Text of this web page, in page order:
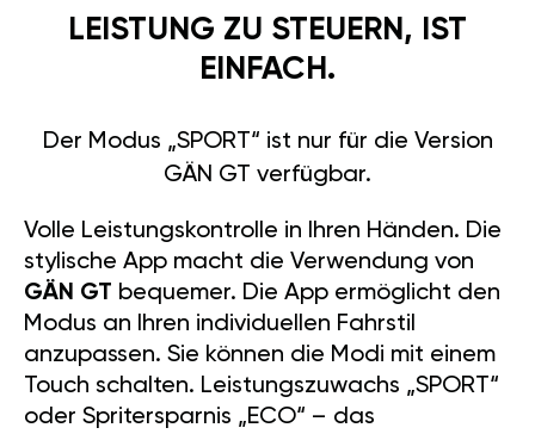
LEISTUNG ZU STEUERN, IST
EINFACH.
Der Modus „SPORT“ ist nur für die Version
GÄN GT verfügbar.
Volle Leistungskontrolle in Ihren Händen. Die
stylische App macht die Verwendung von
GÄN GT bequemer. Die App ermöglicht den
Modus an Ihren individuellen Fahrstil
anzupassen. Sie können die Modi mit einem
Touch schalten. Leistungszuwachs „SPORT“
oder Spritersparnis „ECO“ – das